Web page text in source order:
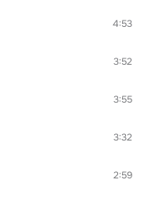
4:53
3:52
3:55
3:32
2:59